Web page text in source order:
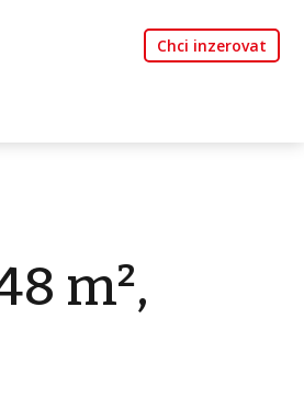
Chci inzerovat
m²,